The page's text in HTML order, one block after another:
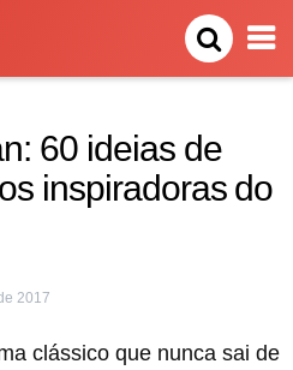
60 ideias de
inspiradoras do
2017
clássico que nunca sai de